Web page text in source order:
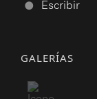
● Escribir
GALERÍAS